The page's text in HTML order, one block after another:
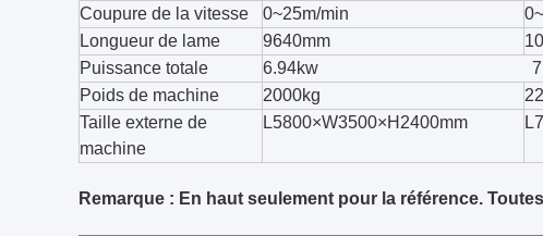
Coupure de la vitesse
0~25m/min
Longueur de lame
9640mm
Puissance totale
6.94kw
Poids de machine
2000kg
Taille externe de
machine
L5800×W3500×H2400mm
Remarque : En haut seulement pour la référence.